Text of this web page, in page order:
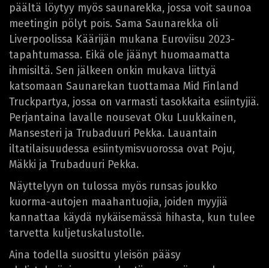
päältä löytyy myös saunarekka, jossa voit saunoa
meetingin pölyt pois. Sama Saunarekka oli
Liverpoolissa Käärijän mukana Euroviisu 2023-
tapahtumassa. Eikä ole jäänyt huomaamatta
ihmisiltä. Sen jälkeen onkin mukava liittyä
katsomaan Saunarekan tuottamaa Mid Finland
Truckpartya, jossa on varmasti tasokkaita esiintyjiä.
Perjantaina lavalle nousevat Oku Luukkainen,
Mansesteri ja Trubaduuri Pekka. Lauantain
iltatilaisuudessa esiintymisvuorossa ovat Poju,
Mäkki ja Trubaduuri Pekka.
Näyttelyyn on tulossa myös runsas joukko
kuorma-autojen maahantuojia, joiden myyjiä
kannattaa käydä nykäisemässä hihasta, kun tulee
tarvetta kuljetuskalustolle.
Aina todella suosittu yleisön pääsy